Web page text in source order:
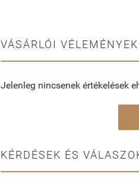
VÁSÁRLÓI
Jelenleg nincsenek értékelések
KÉRDÉSEK ÉS